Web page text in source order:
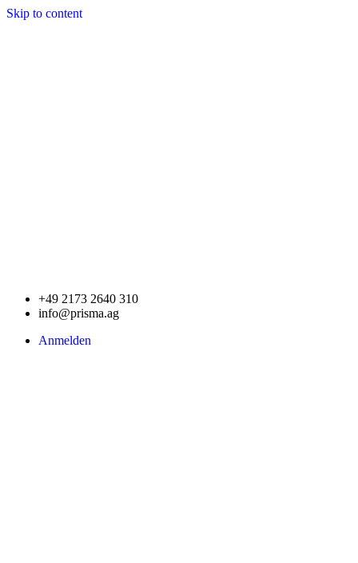
Skip to content
+49 2173 2640 310
info@prisma.ag
Anmelden